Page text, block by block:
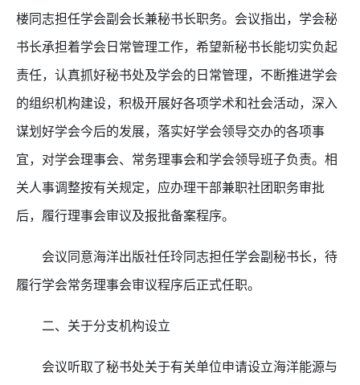
楼同志担任学会副会长兼秘书长职务。会议指出，学会秘
书长承担着学会日常管理工作，希望新秘书长能切实负起
责任，认真抓好秘书处及学会的日常管理，不断推进学会
的组织机构建设，积极开展好各项学术和社会活动，深入
谋划好学会今后的发展，落实好学会领导交办的各项事
宜，对学会理事会、常务理事会和学会领导班子负责。相
关人事调整按有关规定，应办理干部兼职社团职务审批
后，履行理事会审议及报批备案程序。
会议同意海洋出版社任玲同志担任学会副秘书长，待
履行学会常务理事会审议程序后正式任职。
二、关于分支机构设立
会议听取了秘书处关于有关单位申请设立海洋能源与